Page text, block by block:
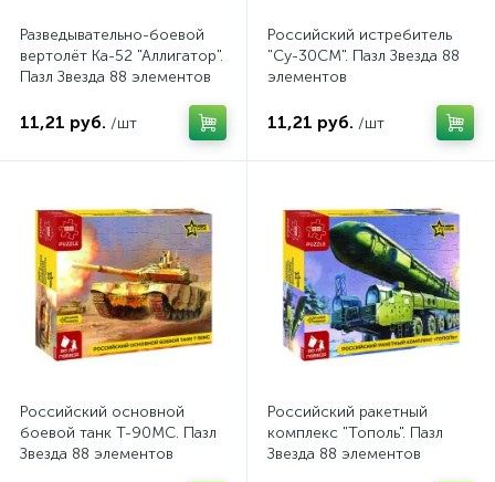
Разведывательно-боевой
вертолёт Ка-52 "Аллигатор".
Пазл Звезда 88 элементов
11,21 руб. /шт
Российский истребитель
"Су-30СМ". Пазл Звезда 88
элементов
11,21 руб. /шт
Российский основной
боевой танк Т-90МС. Пазл
Звезда 88 элементов
Российский ракетный
комплекс "Тополь". Пазл
Звезда 88 элементов